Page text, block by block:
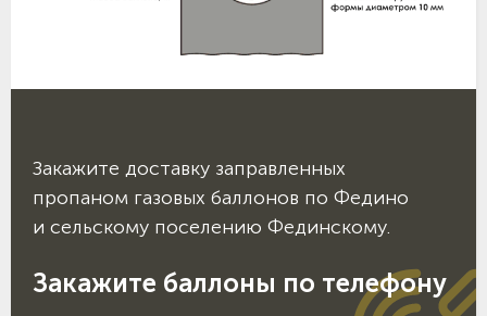
Закажите доставку заправленных
пропаном газовых баллонов по Федино
и сельскому поселению Фединскому.
Закажите баллоны по телефону